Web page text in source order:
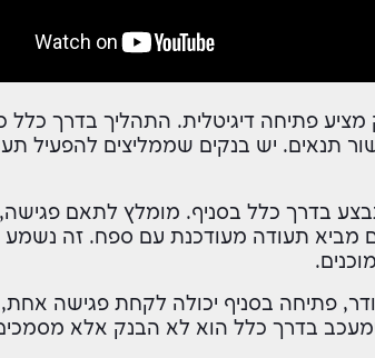
הבנק מציע פתיחה דיגיטלית. התהליך בדרך כלל
תנאים. יש בנקים שממליצים להפעיל
צעיר תתבצע בדרך כלל בסניף. מומלץ לתאם
תעודה מעודכנת עם ספח. זה נשמע
פתיחה בסניף יכולה לקחת פגישה אחת,
בדרך כלל הוא לא הבנק אלא